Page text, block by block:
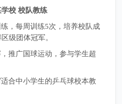
学校 校队教练
，每周训练5次，培养校队成
级团体冠军。
推广国球运动，参与学生超
合中小学生的乒乓球校本教